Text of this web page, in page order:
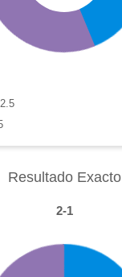
Resultado Exacto
2-1